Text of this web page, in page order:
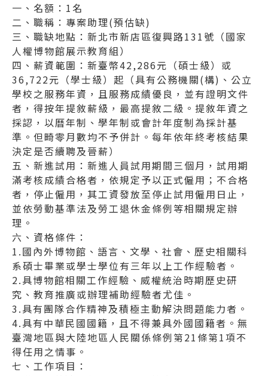
一、名額：1名
二、職稱：專案助理(預估缺)
三、職缺地點：新北市新店區復興路131號（國家
人權博物館展示教育組）
四、薪資範圍：新臺幣42,286元（碩士級）或
36,722元（學士級）起（具有公務機關(構)、公立
學校之服務年資，且服務成績優良，並有證明文件
者，得按年提敘薪級，最高提敘二級。提敘年資之
採認，以曆年制、學年制或會計年度制為採計基
準。但畸零月數均不予併計。每年依年終考核結果
決定是否續聘及晉薪）
五、新進試用：新進人員試用期間三個月，試用期
滿考核成績合格者，依規定予以正式僱用；不合格
者，停止僱用，其工資發放至停止試用僱用日止，
並依勞動基準法及勞工退休金條例等相關規定辦
理。
六、資格條件：
1.國內外博物館、語言、文學、社會、歷史相關科
系碩士畢業或學士學位有三年以上工作經驗者。
2.具博物館相關工作經驗、威權統治時期歷史研
究、教育推廣或辦理補助經驗者尤佳。
3.具有團隊合作精神及積極主動解決問題能力者。
4.具有中華民國國籍，且不得兼具外國國籍者。無
臺灣地區與大陸地區人民關係條例第21條第1項不
得任用之情事。
七、工作項目：